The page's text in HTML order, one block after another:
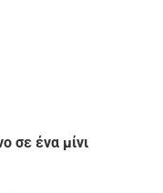
σε ένα μίνι